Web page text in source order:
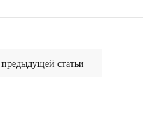
статьи